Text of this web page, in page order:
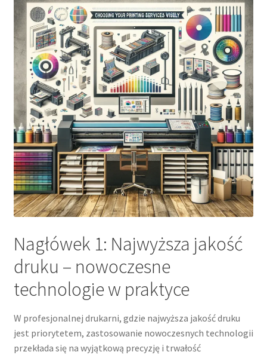
Nagłówek 1: Najwyższa jakość
druku – nowoczesne
technologie w praktyce
W profesjonalnej drukarni, gdzie najwyższa jakość druku
jest priorytetem, zastosowanie nowoczesnych technologii
przekłada się na wyjątkową precyzję i trwałość